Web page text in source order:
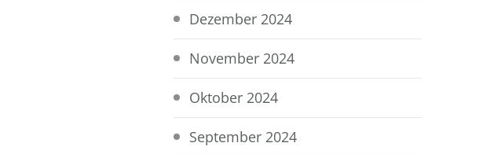
Dezember 2024
November 2024
Oktober 2024
September 2024